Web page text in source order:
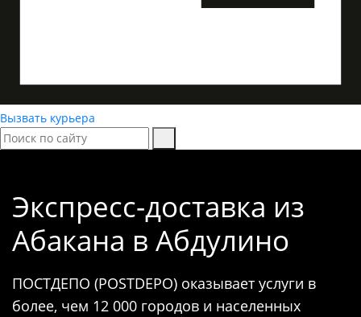
Вызвать курьера
Экспресс-доставка из
Абакана в Абдулино
ПОСТДЕПО (POSTDEPO) оказывает услуги в
более, чем 12 000 городов и населенных